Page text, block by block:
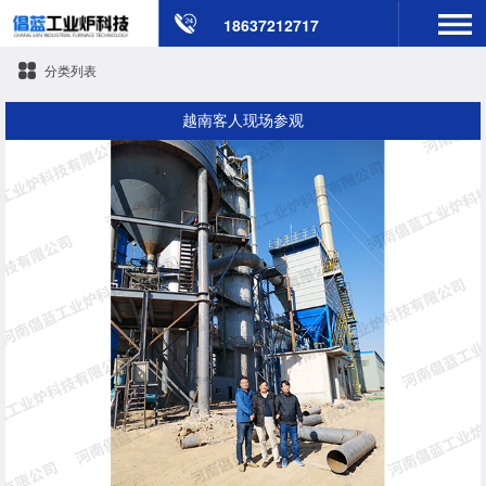
18637212717
分类列表
越南客人现场参观